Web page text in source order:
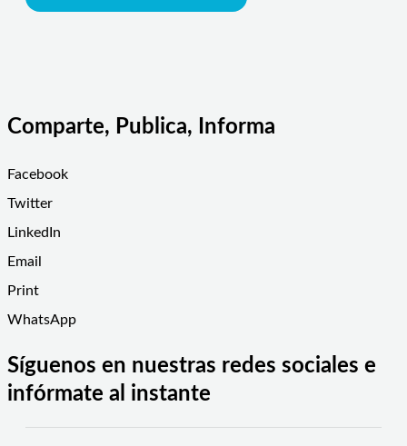
Comparte, Publica, Informa
Facebook
Twitter
LinkedIn
Email
Print
WhatsApp
Síguenos en nuestras redes sociales e
infórmate al instante